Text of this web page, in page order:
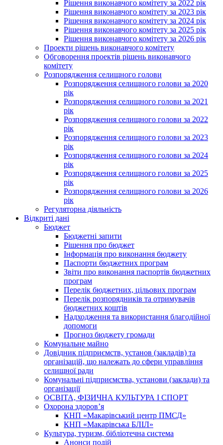
Рішення виконавчого комітету за 2022 рік
Рішення виконавчого комітету за 2023 рік
Рішення виконавчого комітету за 2024 рік
Рішення виконавчого комітету за 2025 рік
Рішення виконавчого комітету за 2026 рік
Проекти рішень виконавчого комітету
Обговорення проектів рішень виконавчого
комітету
Розпорядження селищного голови
Розпорядження селищного голови за 2020
рік
Розпорядження селищного голови за 2021
рік
Розпорядження селищного голови за 2022
рік
Розпорядження селищного голови за 2023
рік
Розпорядження селищного голови за 2024
рік
Розпорядження селищного голови за 2025
рік
Розпорядження селищного голови за 2026
рік
Регуляторна діяльність
Відкриті дані
Бюджет
Бюджетні запити
Рішення про бюджет
Інформація про виконання бюджету
Паспорти бюджетних програм
Звіти про виконання паспортів бюджетних
програм
Перелік бюджетних, цільових програм
Перелік розпорядників та отримувачів
бюджетних коштів
Надходження та використання благодійної
допомоги
Прогноз бюджету громади
Комунальне майно
Довідник підприємств, установ (закладів) та
організацій, що належать до сфери управління
селищної ради
Комунальні підприємства, установи (заклади) та
організації
ОСВІТА, ФІЗИЧНА КУЛЬТУРА І СПОРТ
Охорона здоров’я
КНП «Макарівський центр ПМСД»
КНП «Макарівська БЛІЛ»
Культура, туризм, бібліотечна система
Анонси подій